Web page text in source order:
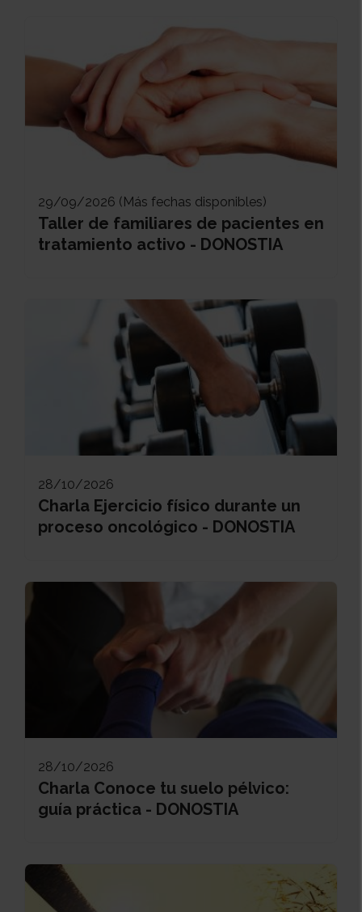
29/09/2026 (Más fechas disponibles)
Taller de familiares de pacientes en
tratamiento activo - DONOSTIA
28/10/2026
Charla Ejercicio físico durante un
proceso oncológico - DONOSTIA
28/10/2026
Charla Conoce tu suelo pélvico:
guía práctica - DONOSTIA